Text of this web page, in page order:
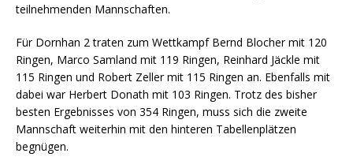
teilnehmenden Mannschaften.
Für Dornhan 2 traten zum Wettkampf Bernd Blocher mit 120
Ringen, Marco Samland mit 119 Ringen, Reinhard Jäckle mit
115 Ringen und Robert Zeller mit 115 Ringen an. Ebenfalls mit
dabei war Herbert Donath mit 103 Ringen. Trotz des bisher
besten Ergebnisses von 354 Ringen, muss sich die zweite
Mannschaft weiterhin mit den hinteren Tabellenplätzen
begnügen.